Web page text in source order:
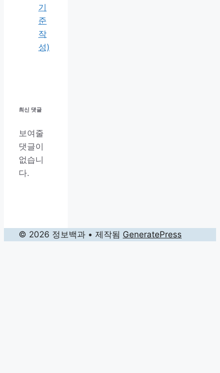
기
준
작
성)
최신 댓글
보여줄
댓글이
없습니
다.
© 2026 정보백과 • 제작됨 GeneratePress